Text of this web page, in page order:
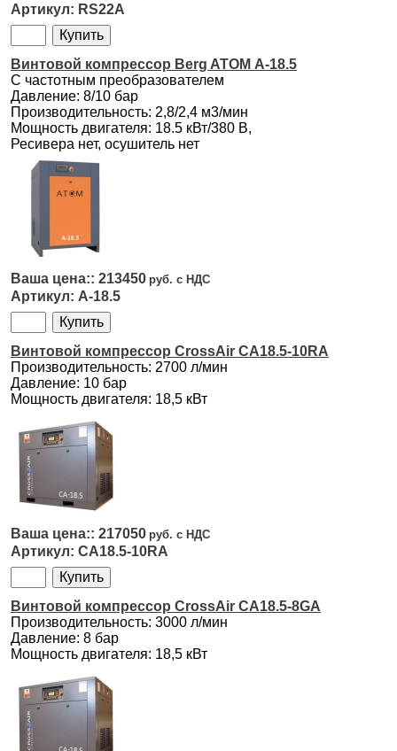
RS22A
Винтовой компрессор Berg ATOM А-18.5
С частотным преобразователем
Давление: 8/10 бар
Производительность: 2,8/2,4 м3/мин
Мощность двигателя: 18.5 кВт/380 В,
Ресивера нет, осушитель нет
213450
А-18.5
Винтовой компрессор CrossAir CA18.5-10RA
Производительность: 2700 л/мин
Давление: 10 бар
Мощность двигателя: 18,5 кВт
217050
CA18.5-10RA
Винтовой компрессор CrossAir CA18.5-8GA
Производительность: 3000 л/мин
Давление: 8 бар
Мощность двигателя: 18,5 кВт